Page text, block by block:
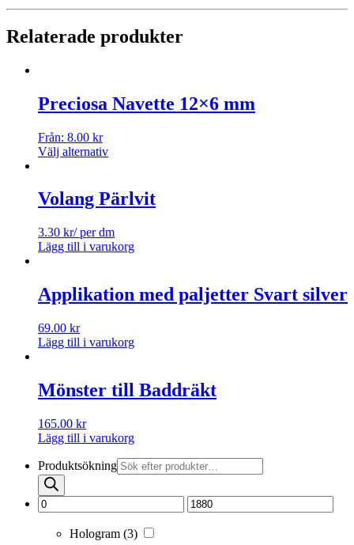
Relaterade produkter
Preciosa Navette 12×6 mm
Från: 8.00 kr
Välj alternativ
Volang Pärlvit
3.30 kr/ per dm
Lägg till i varukorg
Applikation med paljetter Svart silver
69.00 kr
Lägg till i varukorg
Mönster till Baddräkt
165.00 kr
Lägg till i varukorg
Produktsökning
Hologram (3)